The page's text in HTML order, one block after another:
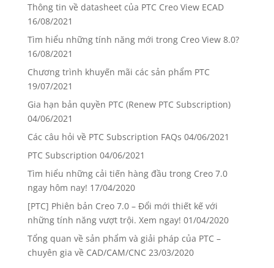
Thông tin về datasheet của PTC Creo View ECAD
16/08/2021
Tìm hiểu những tính năng mới trong Creo View 8.0?
16/08/2021
Chương trình khuyến mãi các sản phẩm PTC
19/07/2021
Gia hạn bản quyền PTC (Renew PTC Subscription)
04/06/2021
Các câu hỏi về PTC Subscription FAQs 04/06/2021
PTC Subscription 04/06/2021
Tìm hiểu những cải tiến hàng đầu trong Creo 7.0
ngay hôm nay! 17/04/2020
[PTC] Phiên bản Creo 7.0 – Đổi mới thiết kế với
những tính năng vượt trội. Xem ngay! 01/04/2020
Tổng quan về sản phẩm và giải pháp của PTC –
chuyên gia về CAD/CAM/CNC 23/03/2020